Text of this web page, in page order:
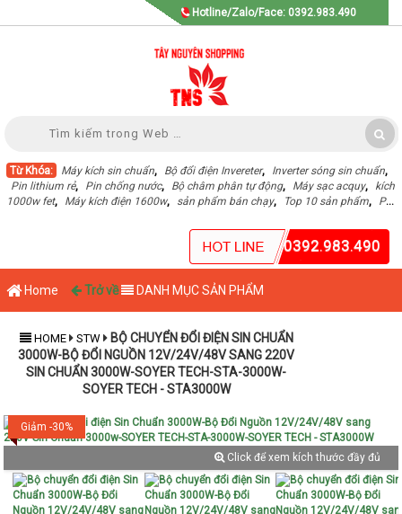
Hotline/Zalo/Face: 0392.983.490
Từ Khóa: Máy kích sin chuẩn, Bộ đổi điện Invereter, Inverter sóng sin chuẩn,
Pin lithium rẻ, Pin chống nước, Bộ châm phân tự động, Máy sạc acquy,
kích
1000w fet, Máy kích điện 1600w, sản phẩm bán chạy, Top 10 sản phẩm,
Pin
0392.983.490
Home Trở về DANH MỤC SẢN PHẨM
HOME STW BỘ CHUYỂN ĐỔI ĐIỆN SIN CHUẨN
3000W-BỘ ĐỔI NGUỒN 12V/24V/48V SANG 220V
SIN CHUẨN 3000W-SOYER TECH-STA-3000W-
SOYER TECH - STA3000W
Giảm -30%
Click để xem kích thước đầy đủ